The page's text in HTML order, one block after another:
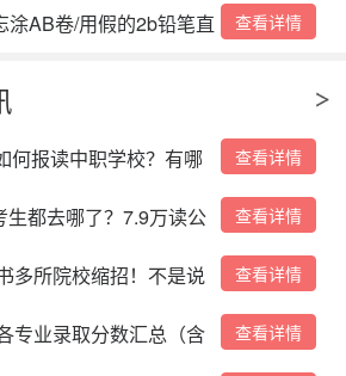
涂AB卷/用假的2b铅笔直 查看详情
何报读中职学校？有哪 查看详情
都去哪了？7.9万读公
万人陪跑成“炮灰”！！
查看详情
多所院校缩招！不是说 查看详情
专业录取分数汇总（含 查看详情